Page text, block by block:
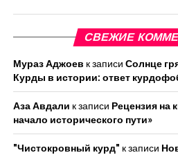
СВЕЖИЕ
Мураз Аджоев к записи Солнце
Курды в истории: ответ
Аза Авдали к записи Рецензия на
начало исторического пути»
"Чистокровный курд" к записи